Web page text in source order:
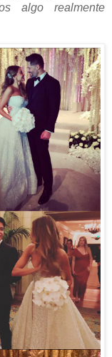
algo realmente